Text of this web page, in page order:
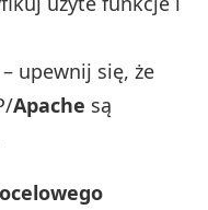
– upewnij się, że
Apache są